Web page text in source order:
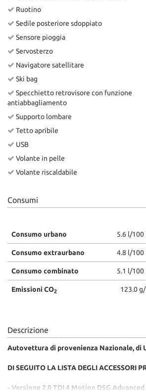
Ruotino
Sedile posteriore sdoppiato
Sensore pioggia
Servosterzo
Navigatore satellitare
Ski bag
Specchietto retrovisore con funzione
antiabbagliamento
Supporto lombare
Tetto apribile
USB
Volante in pelle
Volante riscaldabile
Consumi
Consumo urbano 5.6 l/100
Consumo extraurbano 4.8 l/100
Consumo combinato 5.1 l/100
Emissioni CO2 123.0
Descrizione
Autovettura di provenienza Nazionale,
DI SEGUITO LA LISTA DEGLI ACCESSORI
- Versione 2.0 TDI 4 Motion DSG Advanced